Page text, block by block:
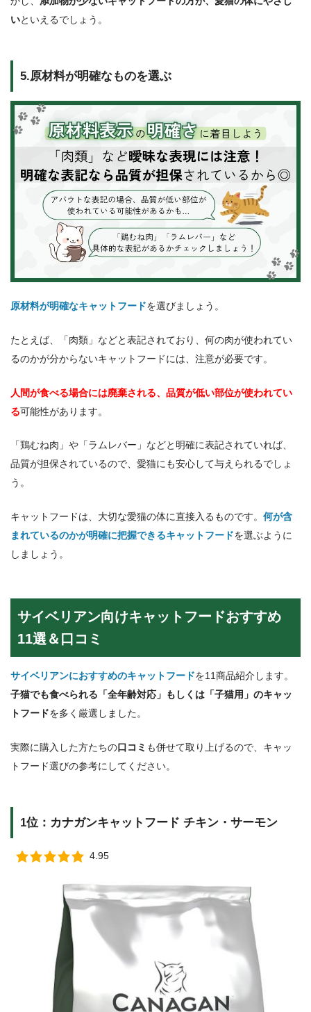
いといえるでしょう。
5.原材料が明確なものを選ぶ
原材料が明確なキャットフードを選びましょう。
たとえば、「肉類」などと表記されており、何の肉が使われてい
るのかが分からないキャットフードには、注意が必要です。
人間が食べる場合には廃棄される、品質が低い部位が使われてい
る可能性があります。
「鶏むね肉」や「ラムレバー」などと明確に表記されていれば、
品質が担保されているので、愛猫にも安心して与えられるでしょ
う。
キャットフードは、大切な愛猫の体に直接入るものです。 何が含
まれているのかが明確に把握できるキャットフードを選ぶように
しましょう。
サイベリアン向けキャットフードおすすめ
11選＆口コミ
サイベリアンにおすすめのキャットフードを11商品紹介します。
子猫でも食べられる「全年齢対応」もしくは「子猫用」のキャッ
トフードを多く厳選しました。
実際に購入した方たちの口コミ も併せて取り上げるので、キャッ
トフード選びの参考にしてください。
1位：カナガンキャットフード チキン・サーモン
4.95